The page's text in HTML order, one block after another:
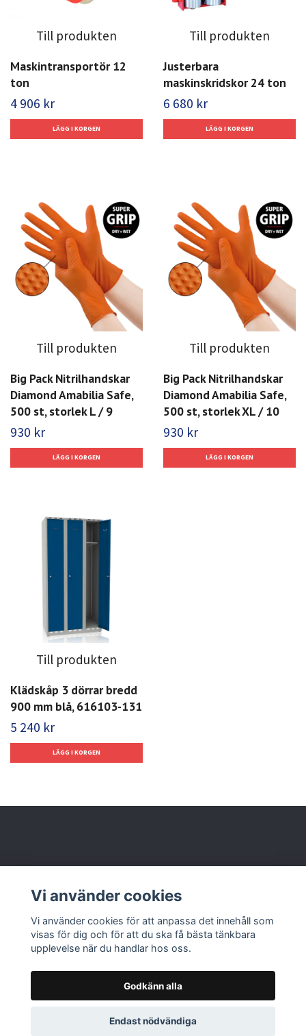
Till produkten
Maskintransportör 12
ton
4 906 kr
Till produkten
Justerbara
maskinskridskor 24 ton
6 680 kr
Till produkten
Big Pack Nitrilhandskar
Diamond Amabilia Safe,
500 st, storlek L / 9
930 kr
Till produkten
Big Pack Nitrilhandskar
Diamond Amabilia Safe,
500 st, storlek XL / 10
930 kr
Till produkten
Klädskåp 3 dörrar bredd
900 mm blå, 616103-131
5 240 kr
Läs mer
© 2026 Nolbox AB
Vi använder cookies
Vi använder cookies för att anpassa det innehåll som
visas för dig och för att du ska få bästa tänkbara
upplevelse när du handlar hos oss.
Godkänn alla
Endast nödvändiga